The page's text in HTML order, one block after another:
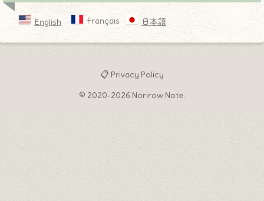
English Français 日本語
📋 Privacy Policy
© 2020-2026 Norirow Note.